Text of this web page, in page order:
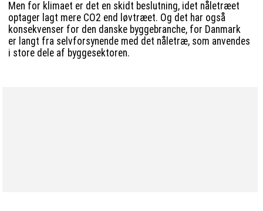
Men for klimaet er det en skidt beslutning, idet nåletræet
optager lagt mere CO2 end løvtræet. Og det har også
konsekvenser for den danske byggebranche, for Danmark
er langt fra selvforsynende med det nåletræ, som anvendes
i store dele af byggesektoren.